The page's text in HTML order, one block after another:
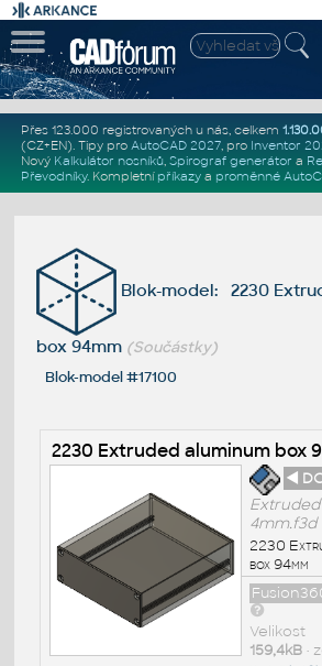
Přes 123.000 registrovaných u nás, celkem
(CZ+EN). Tipy pro AutoCAD 2027, pro Inventor
Nový Kalkulátor nosníků, Spirograf generátor a
Převodníky. Kompletní příkazya proměnné
Blok-model: 2230
box 94mm (Součástky)
Blok-model #17100
2230 Extruded aluminum box
◄
4mm.f3d
2230
box 94mm
Velikost
159,4kB•